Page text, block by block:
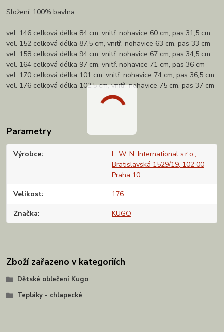
Složení: 100% bavlna
vel. 146 celková délka 84 cm, vnitř. nohavice 60 cm, pas 31,5 cm
vel. 152 celková délka 87,5 cm, vnitř. nohavice 63 cm, pas 33 cm
vel. 158 celková délka 94 cm, vnitř. nohavice 67 cm, pas 34,5 cm
vel. 164 celková délka 97 cm, vnitř. nohavice 71 cm, pas 36 cm
vel. 170 celková délka 101 cm, vnitř. nohavice 74 cm, pas 36,5 cm
vel. 176 celková délka 102,5 cm, vnitř. nohavice 75 cm, pas 37 cm
Parametry
Výrobce
L. W. N. International s.r.o.,
Bratislavská 1529/19, 102 00
Praha 10
Velikost 176
Značka KUGO
Zboží zařazeno v kategoriích
Dětské oblečení Kugo
Tepláky - chlapecké